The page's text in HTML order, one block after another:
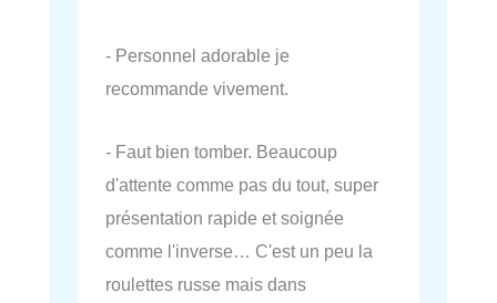
- Personnel adorable je
recommande vivement.
- Faut bien tomber. Beaucoup
d'attente comme pas du tout, super
présentation rapide et soignée
comme l'inverse… C'est un peu la
roulettes russe mais dans